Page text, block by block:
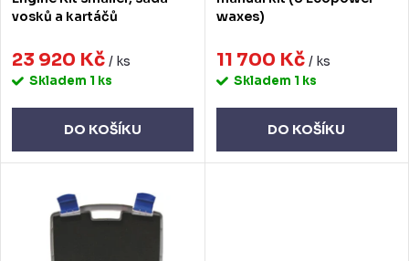
k
t
ů
u
k
vosků a kartáčů
23 920 Kč / ks
Skladem 1 ks
DO KOŠÍKU
waxes)
11 700 Kč / ks
Skladem 1 ks
DO KOŠÍKU